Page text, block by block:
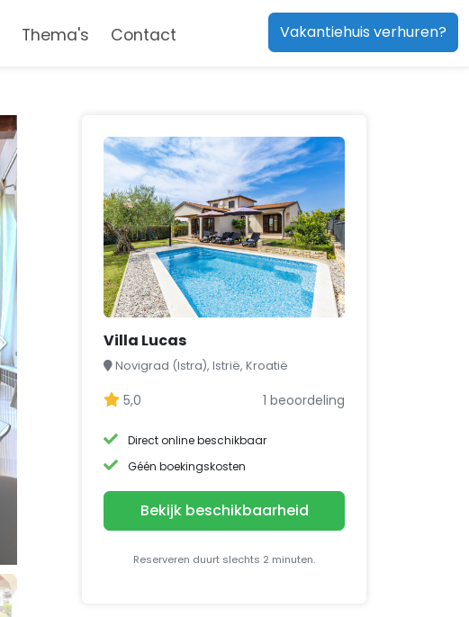
Thema's Contact Vakantiehuis verhuren?
Villa Lucas
Novigrad (Istra), Istrië, Kroatië
5,0 1 beoordeling
Direct online beschikbaar
Géén boekingskosten
Bekijk beschikbaarheid
Reserveren duurt slechts 2 minuten.